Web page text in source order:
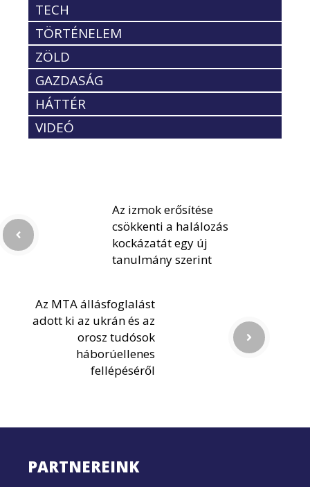
TECH
TÖRTÉNELEM
ZÖLD
GAZDASÁG
HÁTTÉR
VIDEÓ
Az izmok erősítése
csökkenti a halálozás
kockázatát egy új
tanulmány szerint
Az MTA állásfoglalást
adott ki az ukrán és az
orosz tudósok
háborúellenes
fellépéséről
PARTNEREINK